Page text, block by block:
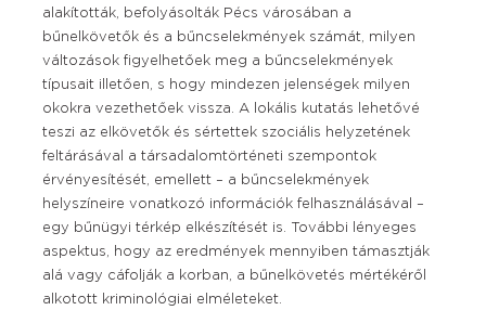
alakították, befolyásolták Pécs városában a
bűnelkövetők és a bűncselekmények számát, milyen
változások figyelhetőek meg a bűncselekmények
típusait illetően, s hogy mindezen jelenségek milyen
okokra vezethetőek vissza. A lokális kutatás lehetővé
teszi az elkövetők és sértettek szociális helyzetének
feltárásával a társadalomtörténeti szempontok
érvényesítését, emellett – a bűncselekmények
helyszíneire vonatkozó információk felhasználásával –
egy bűnügyi térkép elkészítését is. További lényeges
aspektus, hogy az eredmények mennyiben támasztják
alá vagy cáfolják a korban, a bűnelkövetés mértékéről
alkotott kriminológiai elméleteket.